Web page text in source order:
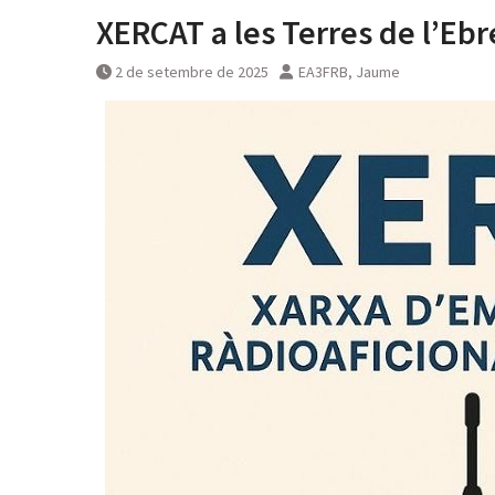
XERCAT a les Terres de
2 de setembre de 2025 EA3FRB, Jaume